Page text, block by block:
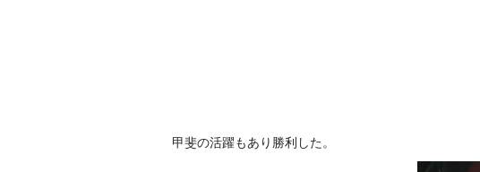
甲斐の活躍もあり勝利した。